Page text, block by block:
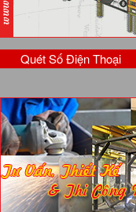
Quét Số Điện Thoại